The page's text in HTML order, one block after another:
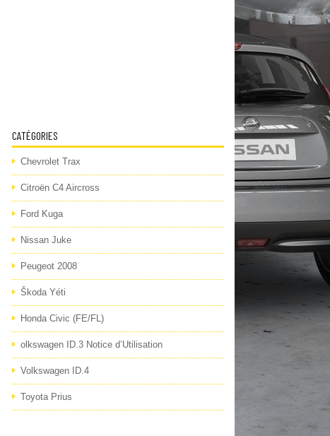
CATÉGORIES
Chevrolet Trax
Citroën C4 Aircross
Ford Kuga
Nissan Juke
Peugeot 2008
Škoda Yéti
Honda Civic (FE/FL)
olkswagen ID.3 Notice d’Utilisation
Volkswagen ID.4
Toyota Prius